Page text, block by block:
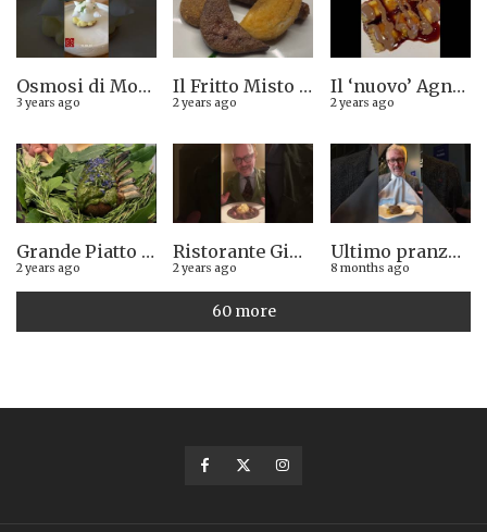
Osmosi di Montepulciano nuova stella Michelin. Avevamo visto lungo il 14.08.2023
3 years ago
Il Fritto Misto del Centro di Priocca
2 years ago
Il ‘nuovo’ Agnolotto di Torino del Mago Rabin
2 years ago
Grande Piatto al rist. Quintilio di Altare SV: Carrè di agnello in crosta di erbe aromatiche liguri
2 years ago
Ristorante Giglio di Lucca. Stella Michelin sì o no?
2 years ago
Ultimo pranzo torinese al ristorante Casa Vicina. 13/12/2025
8 months ago
60 more